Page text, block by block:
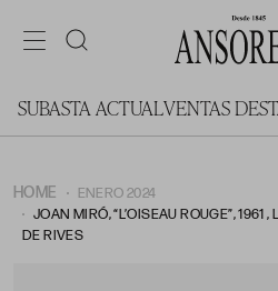
SUBASTA ACTUALVENTAS
HOME
ENERO 2024
JOAN MIRÓ, “L’OISEAU ROUGE”, 1961
DE RIVES